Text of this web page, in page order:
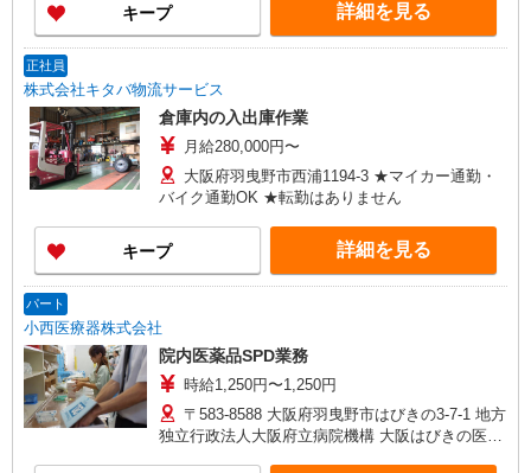
キープ 詳細を見る
正社員
株式会社キタバ物流サービス
倉庫内の入出庫作業
月給280,000円〜
大阪府羽曳野市西浦1194-3 ★マイカー通勤・
バイク通勤OK ★転勤はありません
キープ 詳細を見る
パート
小西医療器株式会社
院内医薬品SPD業務
時給1,250円〜1,250円
〒583-8588 大阪府羽曳野市はびきの3-7-1 地方
独立行政法人大阪府立病院機構 大阪はびきの医療